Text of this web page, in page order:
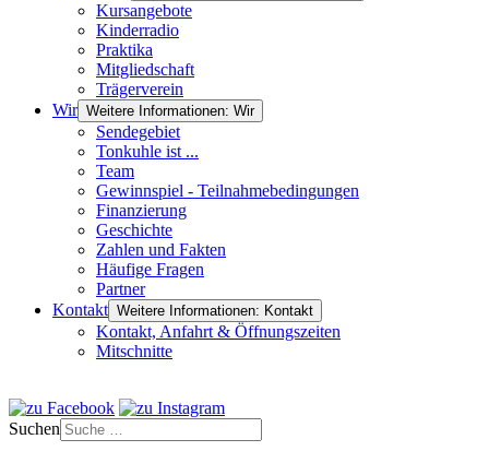
Kursangebote
Kinderradio
Praktika
Mitgliedschaft
Trägerverein
Wir Weitere Informationen: Wir
Sendegebiet
Tonkuhle ist ...
Team
Gewinnspiel - Teilnahmebedingungen
Finanzierung
Geschichte
Zahlen und Fakten
Häufige Fragen
Partner
Kontakt Weitere Informationen: Kontakt
Kontakt, Anfahrt & Öffnungszeiten
Mitschnitte
Suchen